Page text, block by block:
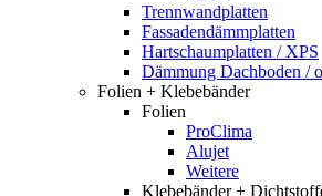
Trennwandplatten
Fassadendämmplatten
Hartschaumplatten / XPS
Dämmung Dachboden /
Folien + Klebebänder
Folien
ProClima
Alujet
Weitere
Klebebänder +